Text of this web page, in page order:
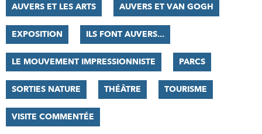
AUVERS ET LES ARTS AUVERS ET VAN GOGH
EXPOSITION ILS FONT AUVERS...
LE MOUVEMENT IMPRESSIONNISTE PARCS
SORTIES NATURE THÉÂTRE TOURISME
VISITE COMMENTÉE